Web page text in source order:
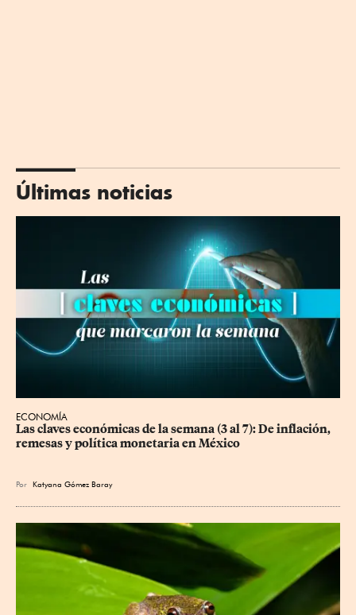
Últimas noticias
ECONOMÍA
Las claves económicas de la semana (3 al 7): De inflación,
remesas y política monetaria en México
Por Katyana Gómez Baray